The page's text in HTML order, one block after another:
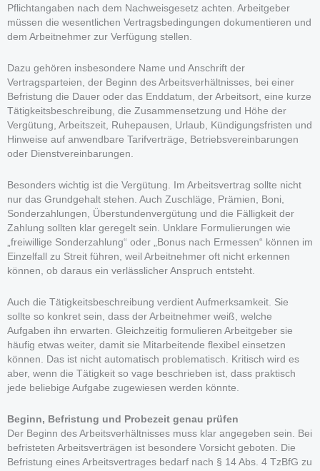
Pflichtangaben nach dem Nachweisgesetz achten. Arbeitgeber
müssen die wesentlichen Vertragsbedingungen dokumentieren und
dem Arbeitnehmer zur Verfügung stellen.
Dazu gehören insbesondere Name und Anschrift der
Vertragsparteien, der Beginn des Arbeitsverhältnisses, bei einer
Befristung die Dauer oder das Enddatum, der Arbeitsort, eine kurze
Tätigkeitsbeschreibung, die Zusammensetzung und Höhe der
Vergütung, Arbeitszeit, Ruhepausen, Urlaub, Kündigungsfristen und
Hinweise auf anwendbare Tarifverträge, Betriebsvereinbarungen
oder Dienstvereinbarungen.
Besonders wichtig ist die Vergütung. Im Arbeitsvertrag sollte nicht
nur das Grundgehalt stehen. Auch Zuschläge, Prämien, Boni,
Sonderzahlungen, Überstundenvergütung und die Fälligkeit der
Zahlung sollten klar geregelt sein. Unklare Formulierungen wie
„freiwillige Sonderzahlung“ oder „Bonus nach Ermessen“ können im
Einzelfall zu Streit führen, weil Arbeitnehmer oft nicht erkennen
können, ob daraus ein verlässlicher Anspruch entsteht.
Auch die Tätigkeitsbeschreibung verdient Aufmerksamkeit. Sie
sollte so konkret sein, dass der Arbeitnehmer weiß, welche
Aufgaben ihn erwarten. Gleichzeitig formulieren Arbeitgeber sie
häufig etwas weiter, damit sie Mitarbeitende flexibel einsetzen
können. Das ist nicht automatisch problematisch. Kritisch wird es
aber, wenn die Tätigkeit so vage beschrieben ist, dass praktisch
jede beliebige Aufgabe zugewiesen werden könnte.
Beginn, Befristung und Probezeit genau prüfen
Der Beginn des Arbeitsverhältnisses muss klar angegeben sein. Bei
befristeten Arbeitsverträgen ist besondere Vorsicht geboten. Die
Befristung eines Arbeitsvertrages bedarf nach § 14 Abs. 4 TzBfG zu